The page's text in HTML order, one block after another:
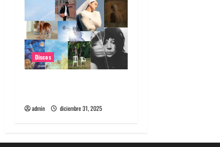
Discos
admin diciembre 31, 2025